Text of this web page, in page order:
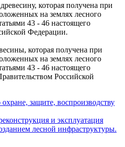
которая получена при
на землях лесного
43 - 46 настоящего
Федерации.
которая получена при
на землях лесного
43 - 46 настоящего
Российской
защите, воспроизводству
и эксплуатация
лесной инфраструктуры.